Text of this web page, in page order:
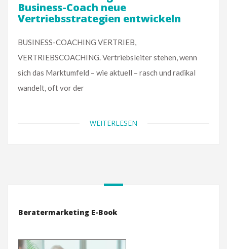
Business-Coach neue
Vertriebsstrategien entwickeln
BUSINESS-COACHING VERTRIEB,
VERTRIEBSCOACHING. Vertriebsleiter stehen, wenn
sich das Marktumfeld – wie aktuell – rasch und radikal
wandelt, oft vor der
WEITERLESEN
Beratermarketing E-Book